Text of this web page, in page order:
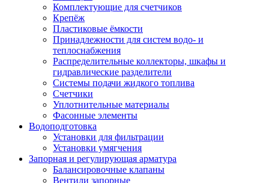
Комплектующие для счетчиков
Крепёж
Пластиковые ёмкости
Принадлежности для систем водо- и
теплоснабжения
Распределительные коллекторы, шкафы и
гидравлические разделители
Системы подачи жидкого топлива
Счетчики
Уплотнительные материалы
Фасонные элементы
Водоподготовка
Установки для фильтрации
Установки умягчения
Запорная и регулирующая арматура
Балансировочные клапаны
Вентили запорные